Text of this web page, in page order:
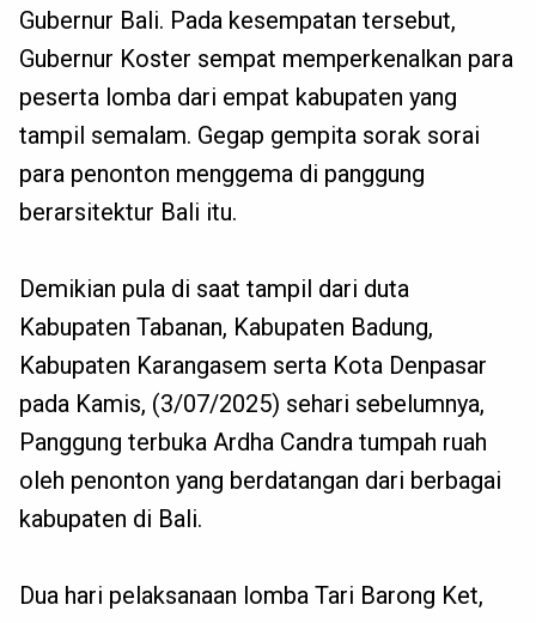
Gubernur Bali. Pada kesempatan tersebut,
Gubernur Koster sempat memperkenalkan para
peserta lomba dari empat kabupaten yang
tampil semalam. Gegap gempita sorak sorai
para penonton menggema di panggung
berarsitektur Bali itu.
Demikian pula di saat tampil dari duta
Kabupaten Tabanan, Kabupaten Badung,
Kabupaten Karangasem serta Kota Denpasar
pada Kamis, (3/07/2025) sehari sebelumnya,
Panggung terbuka Ardha Candra tumpah ruah
oleh penonton yang berdatangan dari berbagai
kabupaten di Bali.
Dua hari pelaksanaan lomba Tari Barong Ket,